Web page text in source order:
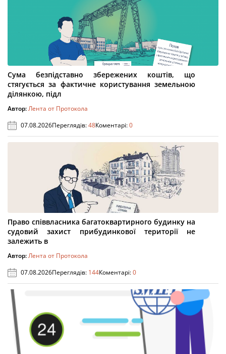
Сума безпідставно збережених коштів, що
стягується за фактичне користування земельною
ділянкою, підл
Автор:Лента от Протокола
07.08.2026Переглядів:48Коментарі:0
Право співвласника багатоквартирного будинку на
судовий захист прибудинкової території не
залежить в
Автор:Лента от Протокола
07.08.2026Переглядів: 144Коментарі:0